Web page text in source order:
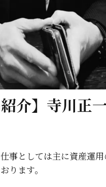
紹介】寺川正
事としては主に資産運用
ります。